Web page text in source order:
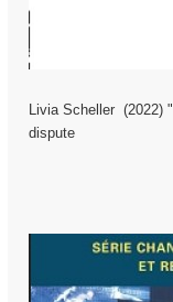
Livia Scheller (2022) "
dispute